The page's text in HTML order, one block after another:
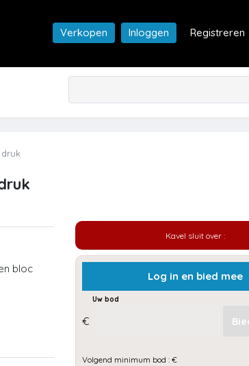
Verkopen Inloggen Registreren
druk
bloc
Kavel sluit over :
Log in en bied mee
Uw bod
€
Volgend minimum bod : €